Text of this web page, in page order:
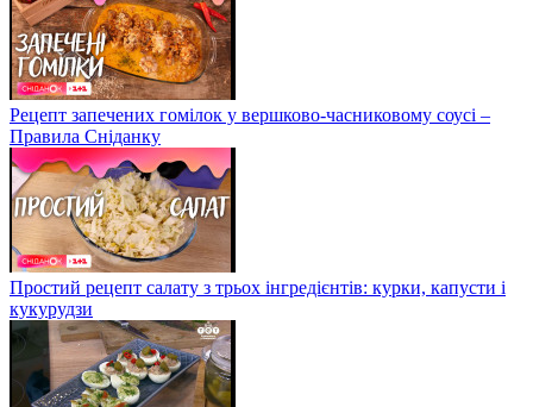
Рецепт запечених гомілок у вершково-часниковому соусі –
Правила Сніданку
Простий рецепт салату з трьох інгредієнтів: курки, капусти і
кукурудзи